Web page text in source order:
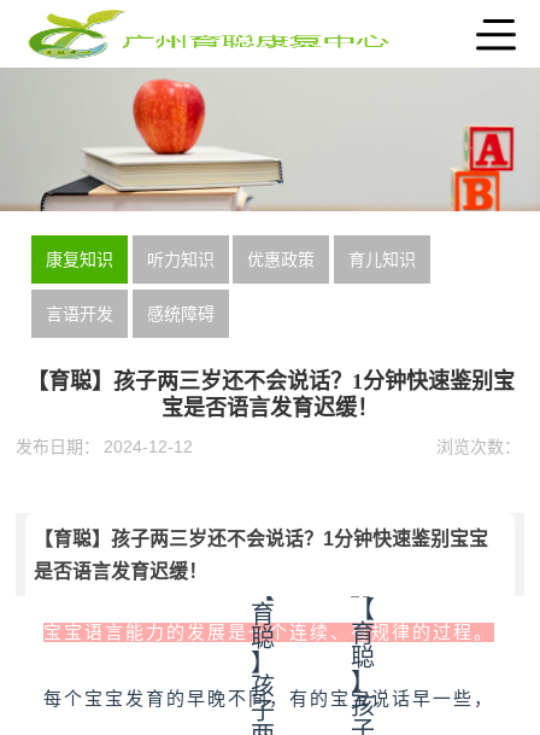
康复知识 听力知识 优惠政策 育儿知识
言语开发 感统障碍
【育聪】孩子两三岁还不会说话？1分钟快速鉴别宝
宝是否语言发育迟缓！
发布日期： 2024-12-12 浏览次数：
【育聪】孩子两三岁还不会说话？1分钟快速鉴别宝宝
是否语言发育迟缓！
宝宝语言能力的发展是一个连续、有规律的过程。
每个宝宝发育的早晚不同，有的宝宝说话早一些，